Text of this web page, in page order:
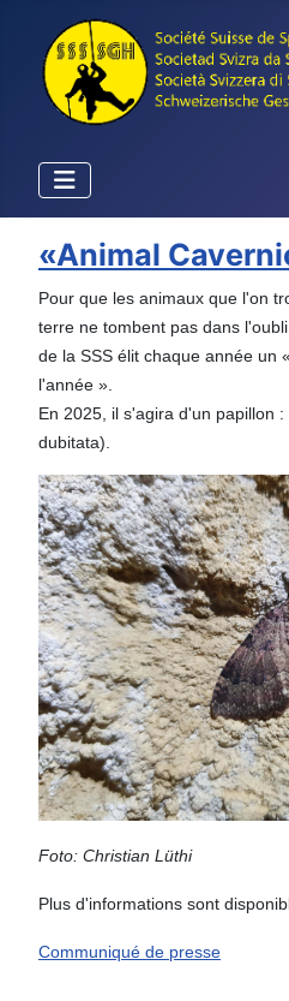
«Animal
Pour que les animaux que l'on
terre ne tombent pas dans
de la SSS élit chaque année un
l'année ».
En 2025, il s'agira d'un papillon :
dubitata).
Foto: Christian Lüthi
Plus d'informations sont
Communiqué de presse